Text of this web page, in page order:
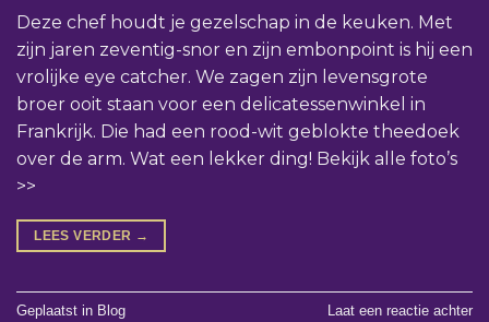
Deze chef houdt je gezelschap in de keuken. Met
zijn jaren zeventig-snor en zijn embonpoint is hij een
vrolijke eye catcher. We zagen zijn levensgrote
broer ooit staan voor een delicatessenwinkel in
Frankrijk. Die had een rood-wit geblokte theedoek
over de arm. Wat een lekker ding! Bekijk alle foto’s
>>
LEES VERDER →
Geplaatst in Blog Laat een reactie achter